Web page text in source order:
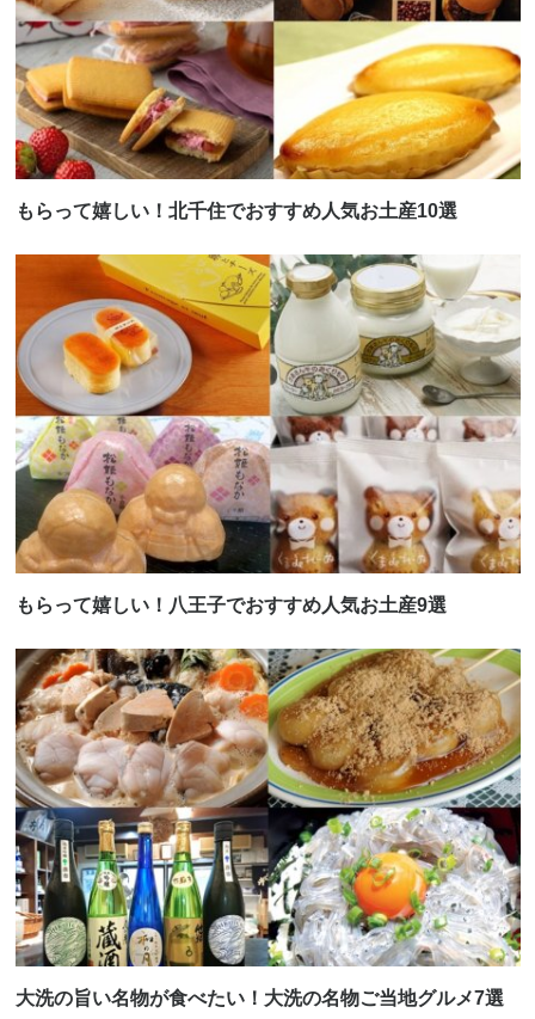
もらって嬉しい！北千住でおすすめ人気お土産10選
もらって嬉しい！八王子でおすすめ人気お土産9選
大洗の旨い名物が食べたい！大洗の名物ご当地グルメ7選